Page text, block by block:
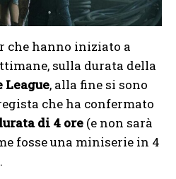
che hanno iniziato a
sulla durata della
League, alla fine si sono
che ha confermato
di 4 ore (e non sarà
fosse una miniserie in 4